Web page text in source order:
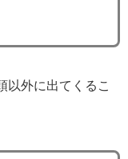
以外に出てくるこ